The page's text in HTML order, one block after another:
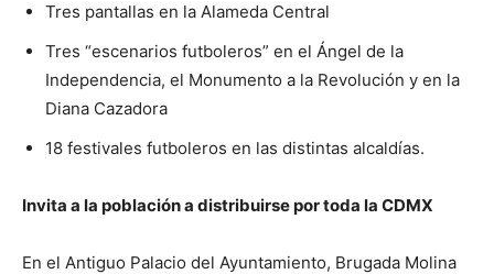
Tres pantallas en la Alameda Central
Tres “escenarios futboleros” en el Ángel de la
Independencia, el Monumento a la Revolución y en la
Diana Cazadora
18 festivales futboleros en las distintas alcaldías.
Invita a la población a distribuirse por toda la CDMX
En el Antiguo Palacio del Ayuntamiento, Brugada Molina